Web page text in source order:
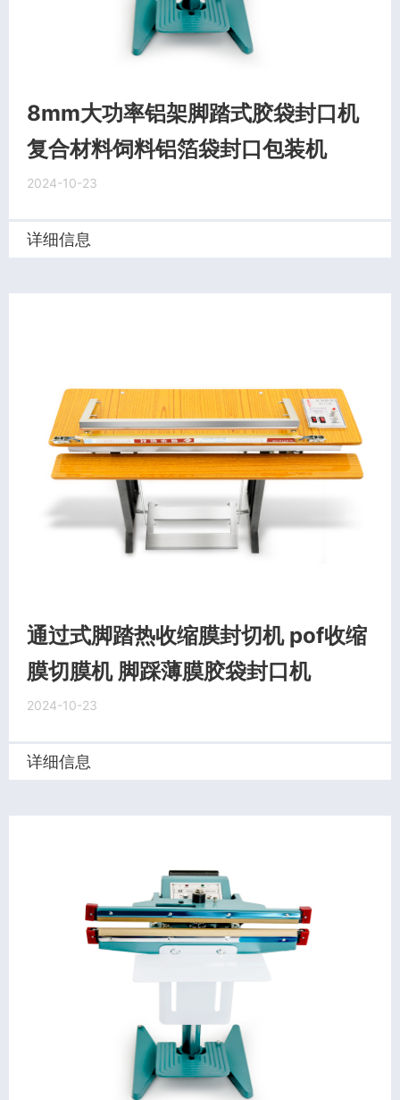
8mm大功率铝架脚踏式胶袋封口机
复合材料饲料铝箔袋封口包装机
2024-10-23
详细信息
通过式脚踏热收缩膜封切机 pof收缩
膜切膜机 脚踩薄膜胶袋封口机
2024-10-23
详细信息